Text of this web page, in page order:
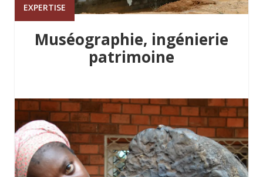
EXPERTISE
Muséographie, ingénierie
patrimoine